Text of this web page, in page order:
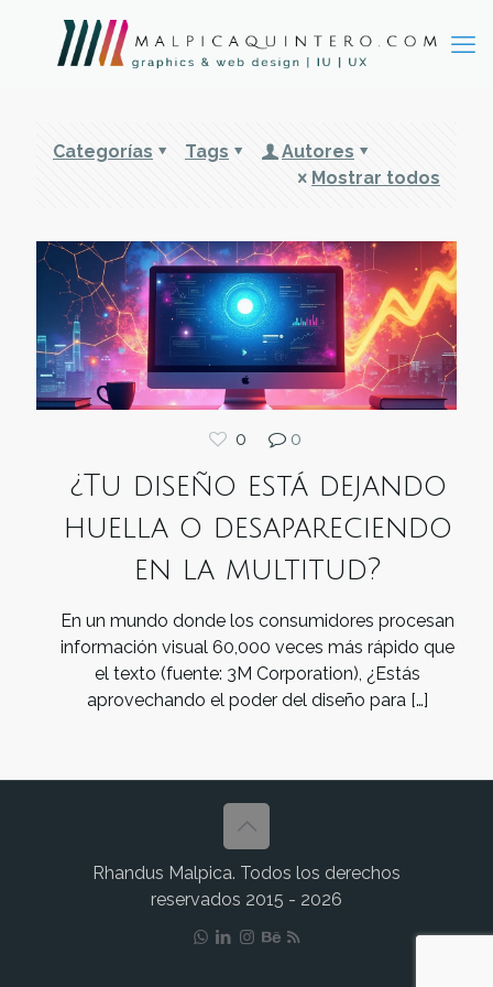
Categorías Tags
Autores
Mostrar todos
0 0
¿Tu diseño está dejando
huella o desapareciendo
en la multitud?
En un mundo donde los consumidores procesan
información visual 60,000 veces más rápido que
el texto (fuente: 3M Corporation), ¿Estás
aprovechando el poder del diseño para […]
Rhandus Malpica. Todos los derechos
reservados 2015 - 2026